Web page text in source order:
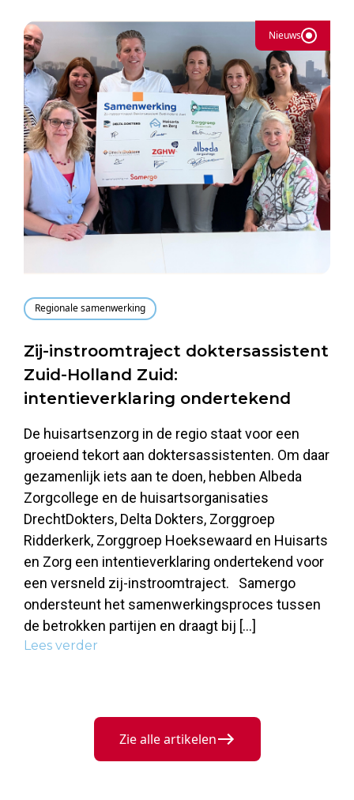
Nieuws
Regionale samenwerking
Zij-instroomtraject doktersassistent
Zuid-Holland Zuid:
intentieverklaring ondertekend
De huisartsenzorg in de regio staat voor een
groeiend tekort aan doktersassistenten. Om daar
gezamenlijk iets aan te doen, hebben Albeda
Zorgcollege en de huisartsorganisaties
DrechtDokters, Delta Dokters, Zorggroep
Ridderkerk, Zorggroep Hoeksewaard en Huisarts
en Zorg een intentieverklaring ondertekend voor
een versneld zij-instroomtraject. Samergo
ondersteunt het samenwerkingsproces tussen
de betrokken partijen en draagt bij […]
Lees verder
Zie alle artikelen